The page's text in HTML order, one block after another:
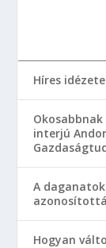
Híres
interjú
A
Hogyan